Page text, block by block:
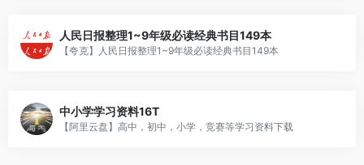
人民日报整理1~9年级必读经典书目149本
【夸克】人民日报整理1~9年级必读经典书目149本
中小学学习资料16T
【阿里云盘】高中，初中，小学，竞赛等学习资料下载